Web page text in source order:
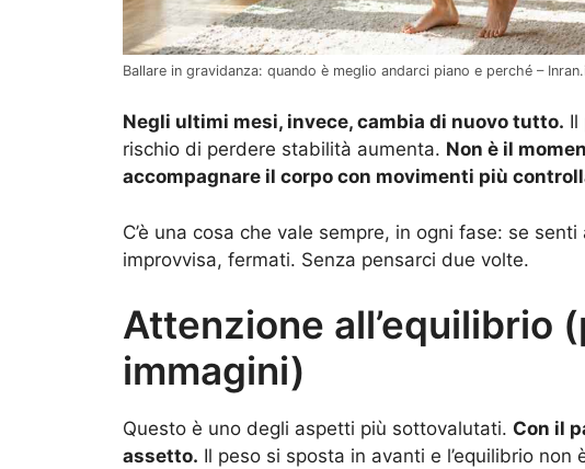
Ballare in gravidanza: quando è meglio andarci piano e perché –
Negli ultimi mesi, invece, cambia di nuovo tutto. Il
rischio di perdere stabilità aumenta. Non è il
accompagnare il corpo con movimenti più
C’è una cosa che vale sempre, in ogni fase: se
improvvisa, fermati. Senza pensarci due volte.
Attenzione all’equilibrio
immagini)
Questo è uno degli aspetti più sottovalutati. Con il
assetto. Il peso si sposta in avanti e l’equilibrio